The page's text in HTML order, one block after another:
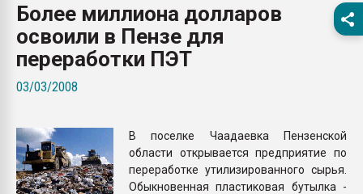
пластмасс
28.07.2026
ПЕРЕЙТИ НА
Более миллиона долларов
освоили в Пензе для
переработки ПЭТ
03/03/2008
В поселке Чаадаевка Пензенской
области открывается предприятие по
переработке утилизированного сырья.
Обыкновенная пластиковая бутылка -